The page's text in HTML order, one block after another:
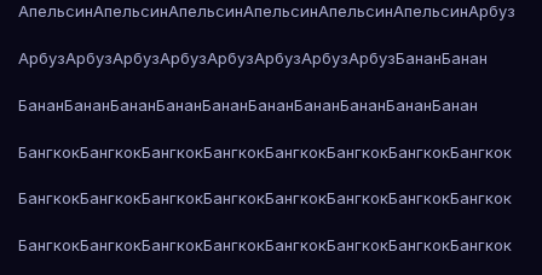
АпельсинАпельсинАпельсинАпельсинАпельсинАпельсинАрбуз
АрбузАрбузАрбузАрбузАрбузАрбузАрбузАрбузБананБанан
БананБананБананБананБананБананБананБананБананБанан
БангкокБангкокБангкокБангкокБангкокБангкокБангкокБангкок
БангкокБангкокБангкокБангкокБангкокБангкокБангкокБангкок
БангкокБангкокБангкокБангкокБангкокБангкокБангкокБангкок